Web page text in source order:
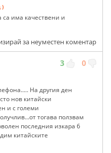
)
са има качествени и
за неуместен коментар
3 0
На другия ден
нов китайски
и с големи
тогава ползвам
последния изкара 6
китайските